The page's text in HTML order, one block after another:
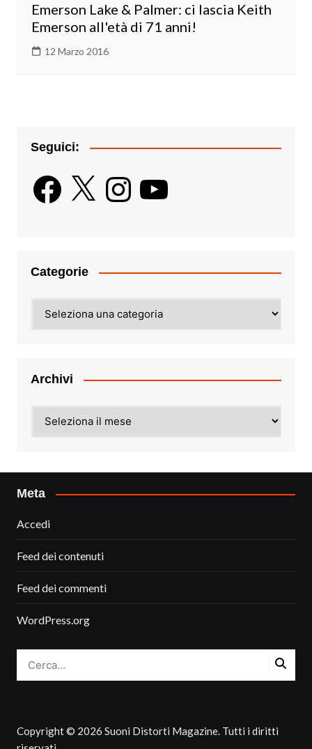
Emerson Lake & Palmer: ci lascia Keith
Emerson all'età di 71 anni!
12 Marzo 2016
Seguici:
Facebook
X InstagramYouTube
Categorie
Archivi
Meta
Accedi
Feed dei contenuti
Feed dei commenti
WordPress.org
Copyright © 2026 Suoni Distorti Magazine. Tutti i diritti